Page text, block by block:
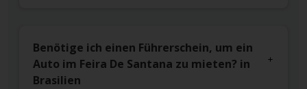
Benötige ich einen Führerschein, um ein
Auto im Feira De Santana zu mieten? in
Brasilien